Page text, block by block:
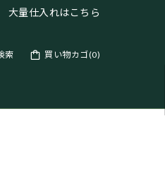
大量仕入れはこちら
索 買い物カゴ(0)